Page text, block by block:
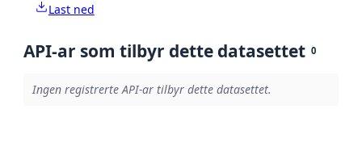
Last ned
API-ar som tilbyr dette datasettet 0
Ingen registrerte API-ar tilbyr dette datasettet.